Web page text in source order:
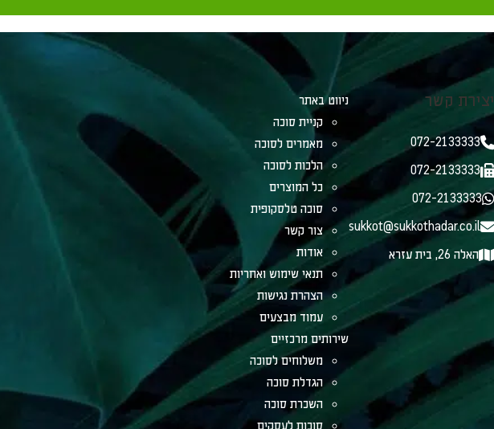
יצירת קשר
072-2133333
072-2133333
072-2133333
sukkot@sukkothadar.co.il
האלה 26, בית עזרא
ניווט באתר
קניית סוכה
מאמרים לסוכה
הלכות לסוכה
כל המוצרים
סוכה טלסקופית
צור קשר
אודות
תנאי שימוש ואחריות
הצהרת נגישות
עמוד מבצעים
שירותים מרכזיים
משלוחים לסוכה
הגדלת סוכה
השכרת סוכה